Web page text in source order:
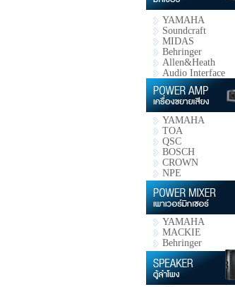
YAMAHA
Soundcraft
MIDAS
Behringer
Allen&Heath
Audio Interface
YAMAHA
TOA
QSC
BOSCH
CROWN
NPE
YAMAHA
MACKIE
Behringer